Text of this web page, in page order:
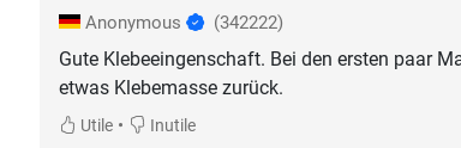
Anonymous (342222)
Gute Klebeeingenschaft. Bei den ersten paar
etwas Klebemasse zurück.
Utile• Inutile